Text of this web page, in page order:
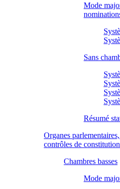
Mode
Sans
Résumé
Organes
contrôles de
Chambres basses
Mode